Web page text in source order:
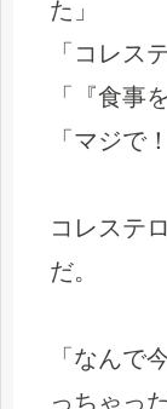
た」
「コレス
「『食事
「マジで
コレステ
だ。
「なんで
っちゃっ